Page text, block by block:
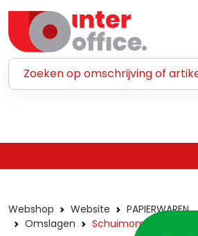
Webshop Website
PAPIERWAREN
Omslagen
Schuimomslagen